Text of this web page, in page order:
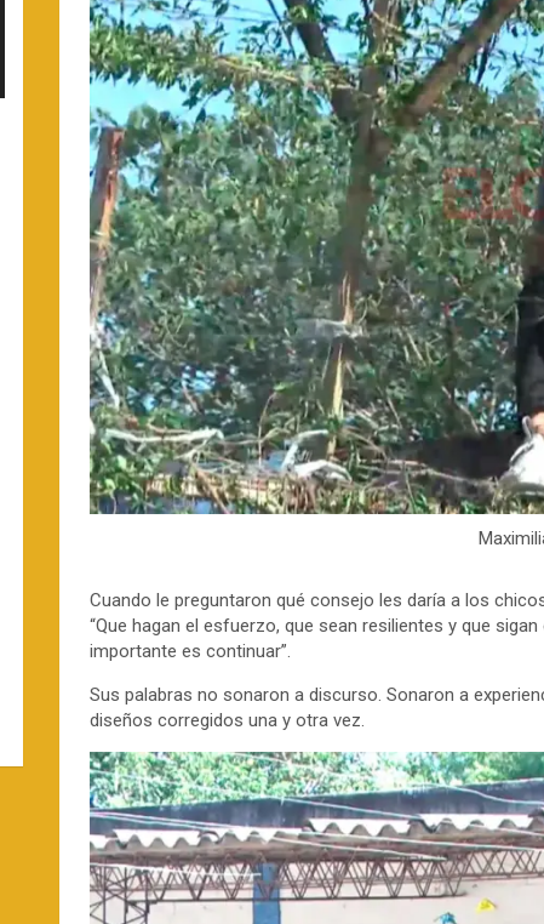
Cuando le preguntaron qué consejo les daría a los
“Que hagan el esfuerzo, que sean resilientes y que
importante es continuar”.
Sus palabras no sonaron a discurso. Sonaron a
diseños corregidos una y otra vez.